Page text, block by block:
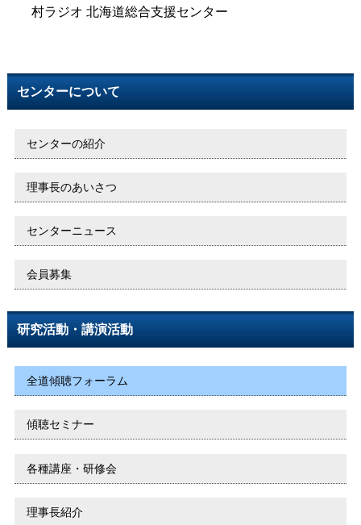
村ラジオ 北海道総合支援センター
センターについて
センターの紹介
理事長のあいさつ
センターニュース
会員募集
研究活動・講演活動
全道傾聴フォーラム
傾聴セミナー
各種講座・研修会
理事長紹介